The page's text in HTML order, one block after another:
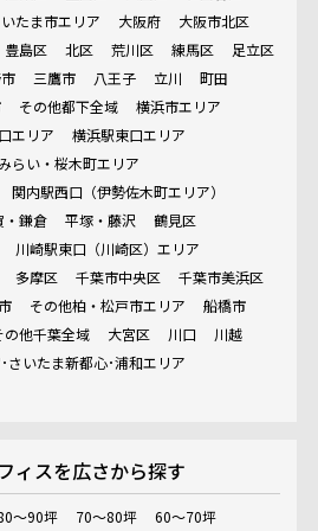
たま市エリア 大阪府
大阪市北区
豊島区 北区 荒川区 練馬区
足立区
三鷹市 八王子 立川
町田
その他都下全域
横浜市エリア
エリア
横浜駅東口エリア
らい・桜木町エリア
関内駅西口（伊勢佐木町エリア）
・鎌倉 平塚・藤沢
鶴見区
川崎駅東口（川崎区）エリア
多摩区 千葉市中央区
千葉市美浜区
その他柏・松戸市エリア
船橋市
の他千葉全域 大宮区 川口
川越
さいたま新都心･浦和エリア
ィスを広さから探す
～90坪 70～80坪
60～70坪